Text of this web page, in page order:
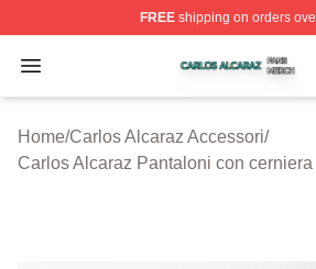
FREEshipping on orders
Open menu
Carlos Alcaraz Shop ⚡️
Home/Carlos Alcaraz Accessori/
Carlos Alcaraz Pantaloni con cerniera